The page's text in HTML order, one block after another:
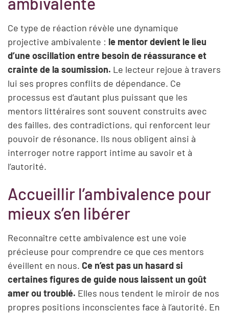
Ce type de réaction révèle une dynamique
projective ambivalente : le mentor devient le lieu
d’une oscillation entre besoin de réassurance et
crainte de la soumission. Le lecteur rejoue à travers
lui ses propres conflits de dépendance. Ce
processus est d’autant plus puissant que les
mentors littéraires sont souvent construits avec
des failles, des contradictions, qui renforcent leur
pouvoir de résonance. Ils nous obligent ainsi à
interroger notre rapport intime au savoir et à
l’autorité.
Accueillir l’ambivalence pour
mieux s’en libérer
Reconnaître cette ambivalence est une voie
précieuse pour comprendre ce que ces mentors
éveillent en nous. Ce n’est pas un hasard si
certaines figures de guide nous laissent un goût
amer ou troublé. Elles nous tendent le miroir de nos
propres positions inconscientes face à l’autorité. En